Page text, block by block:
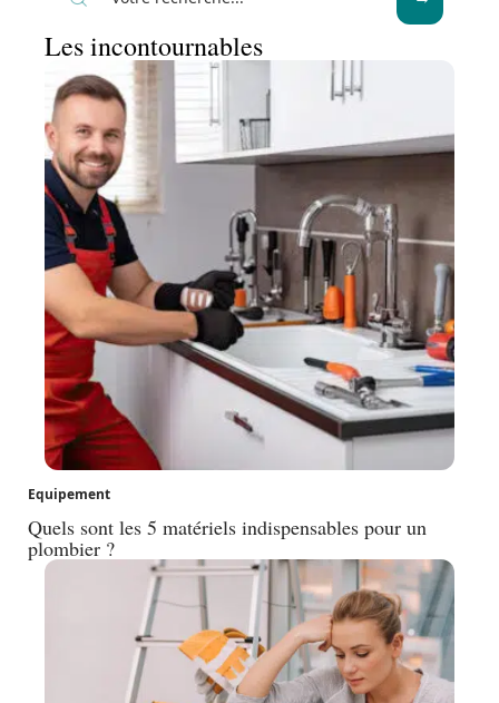
Les incontournables
Equipement
Quels sont les 5 matériels indispensables pour un
plombier ?